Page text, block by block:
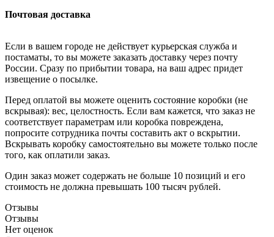
Почтовая доставка
Если в вашем городе не действует курьерская служба и
постаматы, то вы можете заказать доставку через почту
России. Сразу по прибытии товара, на ваш адрес придет
извещение о посылке.
Перед оплатой вы можете оценить состояние коробки (не
вскрывая): вес, целостность. Если вам кажется, что заказ не
соответствует параметрам или коробка повреждена,
попросите сотрудника почты составить акт о вскрытии.
Вскрывать коробку самостоятельно вы можете только после
того, как оплатили заказ.
Один заказ может содержать не больше 10 позиций и его
стоимость не должна превышать 100 тысяч рублей.
Отзывы
Отзывы
Нет оценок